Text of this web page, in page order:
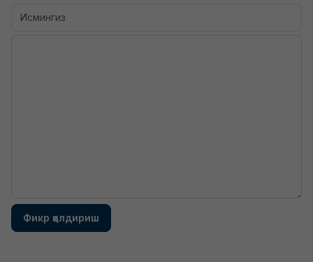
Фикр қолдириш